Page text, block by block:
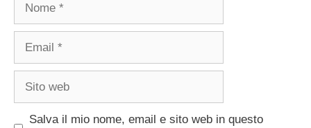
Salva il mio nome, email e sito web in questo